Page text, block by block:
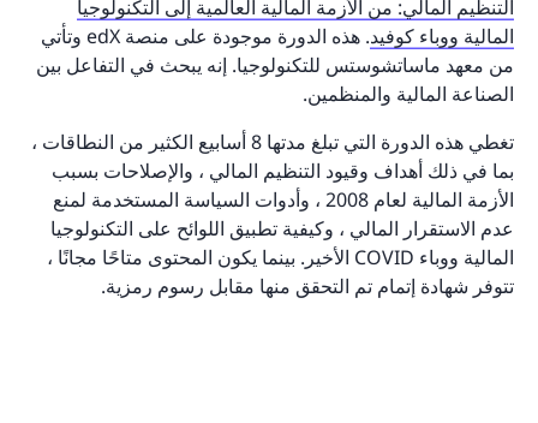
التنظيم المالي: من الأزمة المالية العالمية إلى التكنولوجيا
المالية ووباء كوفيد
. هذه الدورة موجودة على منصة edX وتأتي
من معهد ماساتشوستس للتكنولوجيا. إنه يبحث في التفاعل بين
الصناعة المالية والمنظمين.
تغطي هذه الدورة التي تبلغ مدتها 8 أسابيع الكثير من النطاقات ،
بما في ذلك أهداف وقيود التنظيم المالي ، والإصلاحات بسبب
الأزمة المالية لعام 2008 ، وأدوات السياسة المستخدمة لمنع
عدم الاستقرار المالي ، وكيفية تطبيق اللوائح على التكنولوجيا
المالية ووباء COVID الأخير. بينما يكون المحتوى متاحًا مجانًا ،
تتوفر شهادة إتمام تم التحقق منها مقابل رسوم رمزية.